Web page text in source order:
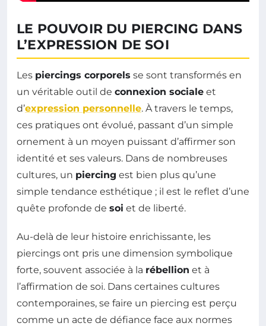
LE POUVOIR DU PIERCING DANS
L’EXPRESSION DE SOI
Les piercings corporels se sont transformés en
un véritable outil de connexion sociale et
d’expression personnelle. À travers le temps,
ces pratiques ont évolué, passant d’un simple
ornement à un moyen puissant d’affirmer son
identité et ses valeurs. Dans de nombreuses
cultures, un piercing est bien plus qu’une
simple tendance esthétique ; il est le reflet d’une
quête profonde de soi et de liberté.
Au-delà de leur histoire enrichissante, les
piercings ont pris une dimension symbolique
forte, souvent associée à la rébellion et à
l’affirmation de soi. Dans certaines cultures
contemporaines, se faire un piercing est perçu
comme un acte de défiance face aux normes